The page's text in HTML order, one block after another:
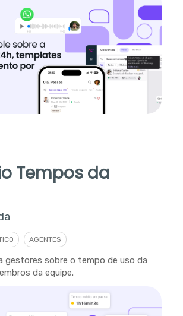
Tempos da
AGENTES
gestores sobre o tempo de uso da
da equipe.